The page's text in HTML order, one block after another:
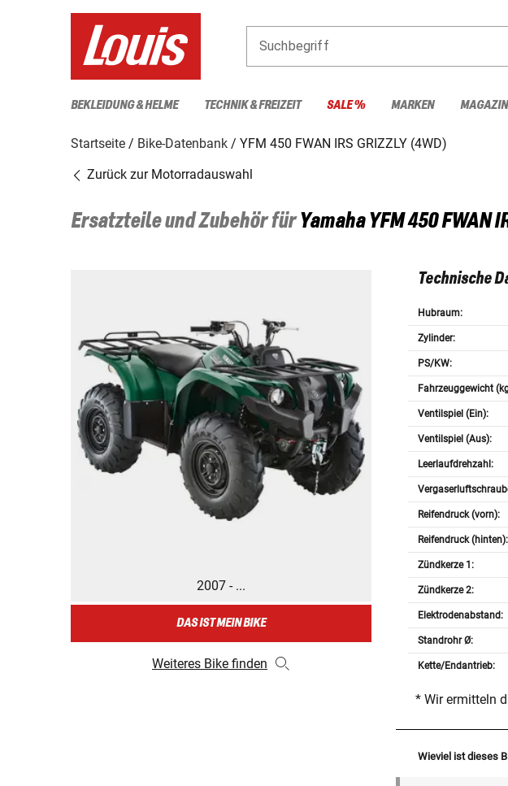
Suchbegriff
BEKLEIDUNG & HELME TECHNIK & FREIZEIT SALE % MARKEN MAGAZIN
Startseite Bike-Datenbank
YFM 450 FWAN IRS GRIZZLY (4WD)
Zurück zur Motorradauswahl
Ersatzteile und Zubehör fürYamaha YFM 450 FWAN
2007 - ...
DAS IST MEIN BIKE
Weiteres Bike finden
Technische
Hubraum:
Zylinder:
PS/KW:
Fahrzeuggewicht
Ventilspiel (Ein):
Ventilspiel (Aus):
Leerlaufdrehzahl:
Reifendruck (vorn):
Reifendruck (hinten):
Zündkerze 1:
Zündkerze 2:
Elektrodenabstand:
Standrohr Ø:
Kette/Endantrieb:
* Wir ermitteln
Wieviel ist dieses